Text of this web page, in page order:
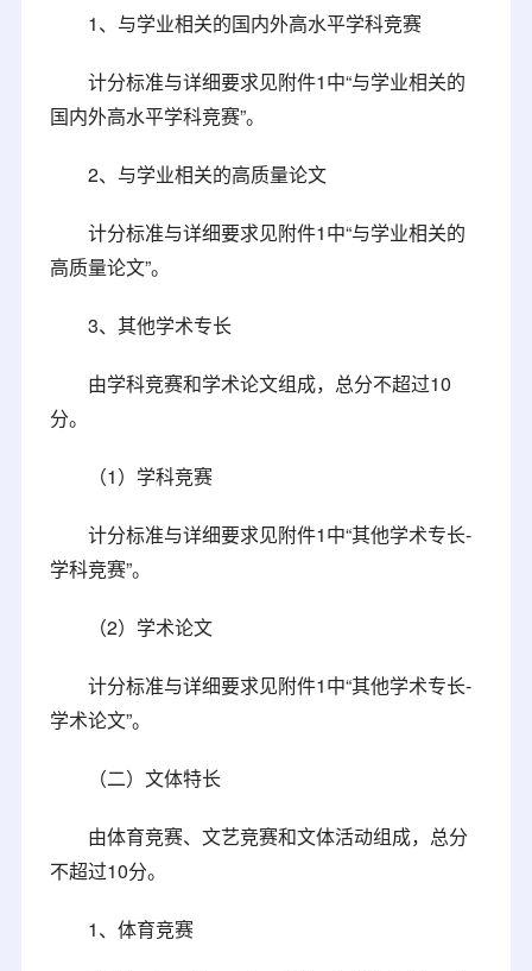
1、与学业相关的国内外高水平学科竞赛
计分标准与详细要求见附件1中“与学业相关的
国内外高水平学科竞赛”。
2、与学业相关的高质量论文
计分标准与详细要求见附件1中“与学业相关的
高质量论文”。
3、其他学术专长
由学科竞赛和学术论文组成，总分不超过10
分。
（1）学科竞赛
计分标准与详细要求见附件1中“其他学术专长-
学科竞赛”。
（2）学术论文
计分标准与详细要求见附件1中“其他学术专长-
学术论文”。
（二）文体特长
由体育竞赛、文艺竞赛和文体活动组成，总分
不超过10分。
1、体育竞赛